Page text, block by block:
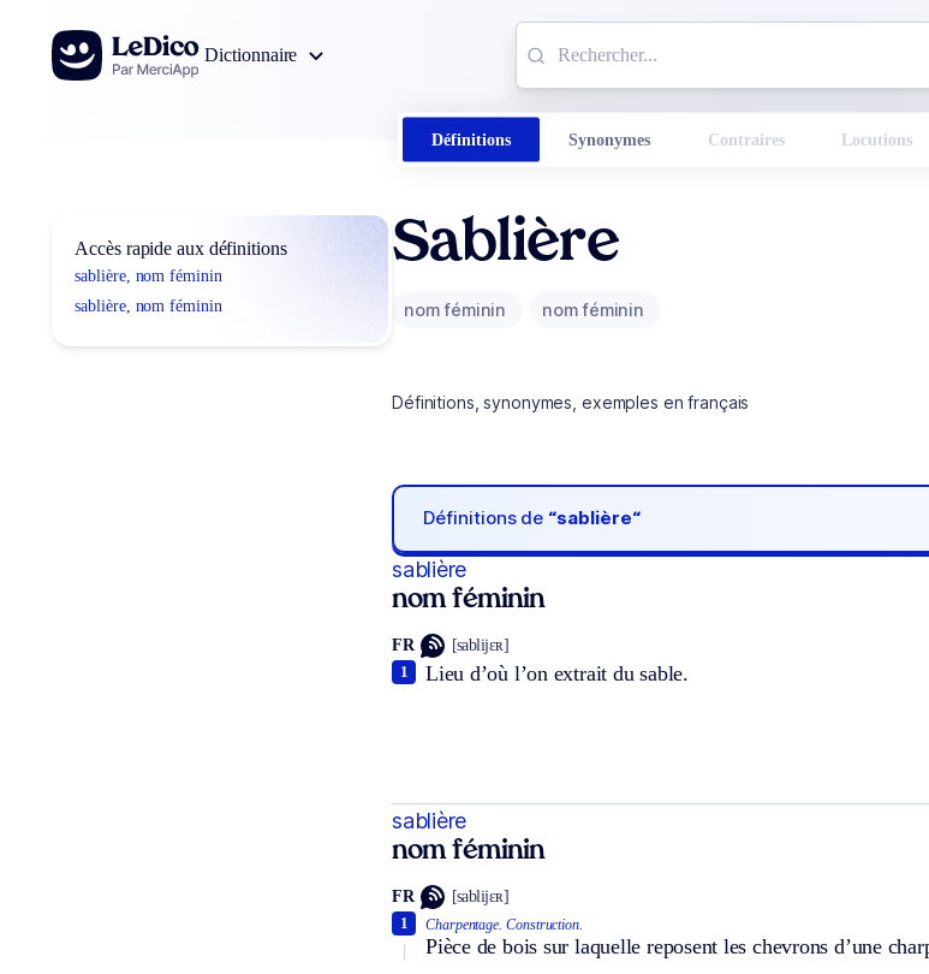
Aller au contenu
Dictionnaire
Définitions Synonymes Contraires Locutions
Accès rapide aux définitions
sablière, nom féminin
sablière, nom féminin
Sablière
nom féminin nom féminin
Définitions, synonymes, exemples en français
Définitions de “sablière“
sablière
nom féminin
FR [sablijɛʀ]
Lieu d’où l’on extrait du sable.
1
sablière
nom féminin
FR [sablijɛʀ]
Charpentage. Construction.
Pièce de bois sur laquelle reposent les chevrons d’une
1